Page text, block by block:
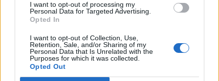
I want to opt-out of processing my
Personal Data for Targeted Advertising.
Opted In
I want to opt-out of Collection, Use,
Retention, Sale, and/or Sharing of my
Personal Data that Is Unrelated with the
Purposes for which it was collected.
Opted Out
ΔΙΑΦΗΜΙΣΗ